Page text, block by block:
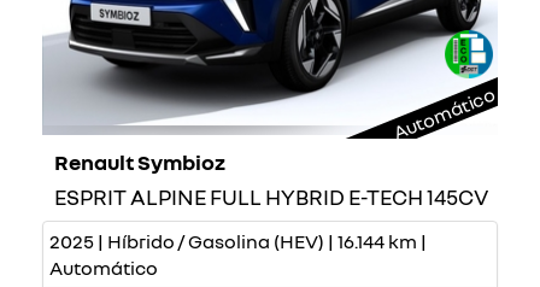
Automático
Renault Symbioz
ESPRIT ALPINE FULL HYBRID E-TECH 145CV
2025 | Híbrido / Gasolina (HEV) | 16.144 km |
Automático